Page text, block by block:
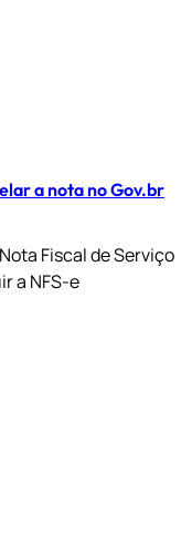
a nota no Gov.br
Fiscal de Serviço
a NFS-e